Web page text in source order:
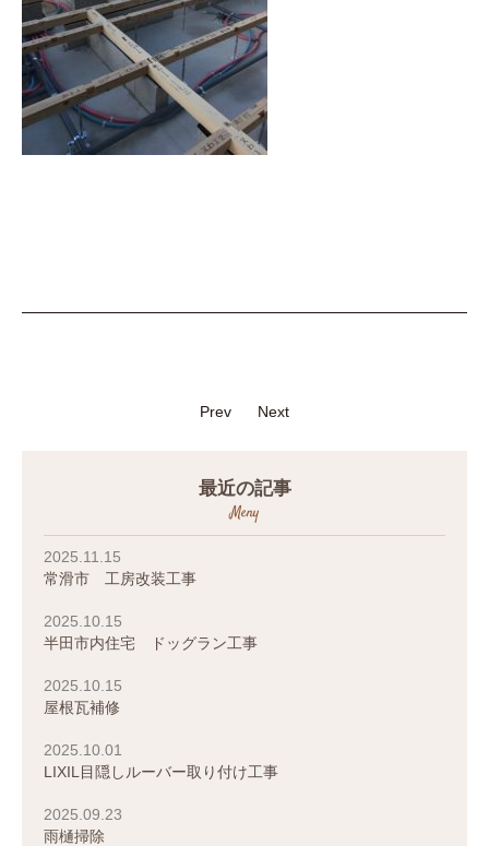
Prev Next
最近の記事
Meny
2025.11.15
常滑市 工房改装工事
2025.10.15
半田市内住宅 ドッグラン工事
2025.10.15
屋根瓦補修
2025.10.01
LIXIL目隠しルーバー取り付け工事
2025.09.23
雨樋掃除